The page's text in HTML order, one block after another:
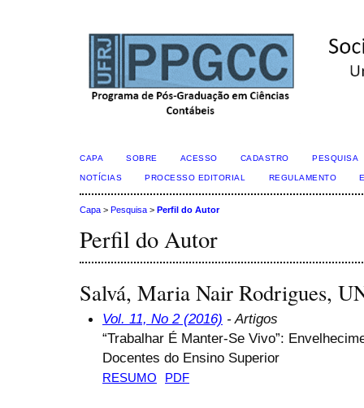
CAPA SOBRE ACESSO CADASTRO PESQUISA
NOTÍCIAS PROCESSO EDITORIAL REGULAMENTO
Capa > Pesquisa > Perfil do Autor
Perfil do Autor
Salvá, Maria Nair Rodrigues,
Vol. 11, No 2 (2016) - Artigos
“Trabalhar É Manter-Se Vivo”:
Docentes do Ensino Superior
RESUMO PDF